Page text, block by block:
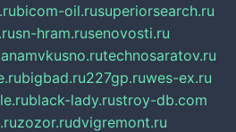
bicom-oil.rusuperiorsearch.ru
sn-hram.rusenovosti.ru
anamvkusno.rutechnosaratov.ru
bigbad.ru227gp.ruwes-ex.ru
black-lady.rustroy-db.com
zozor.rudvigremont.ru